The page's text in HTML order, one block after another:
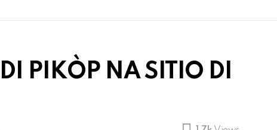
PIKÒP NA SITIO DI